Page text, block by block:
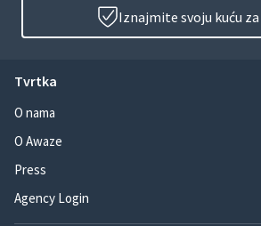
Iznajmite svoju kuću
Tvrtka
O nama
O Awaze
Press
Agency Login